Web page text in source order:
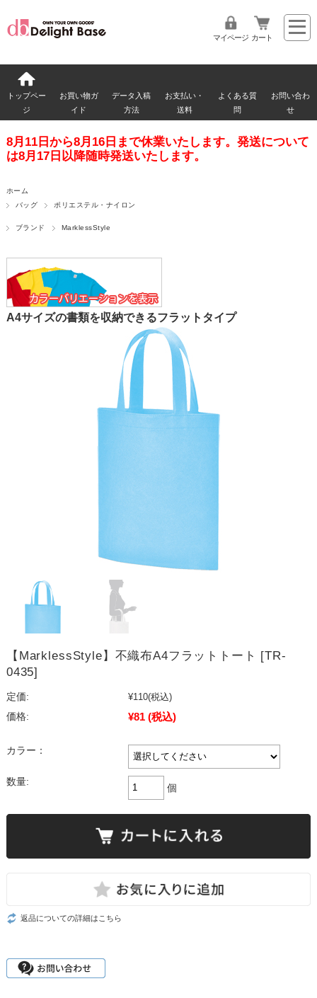
マイページ カート
トップペー
ジ
お買い物ガ
イド
データ入稿
方法
お支払い・
送料
よくある質
問
お問い合わ
せ
8月11日から8月16日まで休業いたします。発送について
は8月17日以降随時発送いたします。
ホーム
バッグ
ポリエステル・ナイロン
ブランド MarklessStyle
A4サイズの書類を収納できるフラットタイプ
【MarklessStyle】不織布A4フラットトート [TR-
0435]
定価: ¥110(税込)
価格:
¥81 (税込)
カラー：
数量:
個
返品についての詳細はこちら